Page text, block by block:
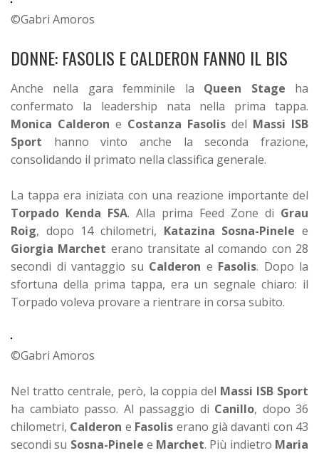
©Gabri Amoros
DONNE: FASOLIS E CALDERON FANNO IL BIS
Anche nella gara femminile la Queen Stage ha
confermato la leadership nata nella prima tappa.
Monica Calderon e Costanza Fasolis del Massi ISB
Sport hanno vinto anche la seconda frazione,
consolidando il primato nella classifica generale.
La tappa era iniziata con una reazione importante del
Torpado Kenda FSA. Alla prima Feed Zone di Grau
Roig, dopo 14 chilometri, Katazina Sosna-Pinele e
Giorgia Marchet erano transitate al comando con 28
secondi di vantaggio su Calderon e Fasolis. Dopo la
sfortuna della prima tappa, era un segnale chiaro: il
Torpado voleva provare a rientrare in corsa subito.
©Gabri Amoros
Nel tratto centrale, però, la coppia del Massi ISB Sport
ha cambiato passo. Al passaggio di Canillo, dopo 36
chilometri, Calderon e Fasolis erano già davanti con 43
secondi su Sosna-Pinele e Marchet. Più indietro Maria